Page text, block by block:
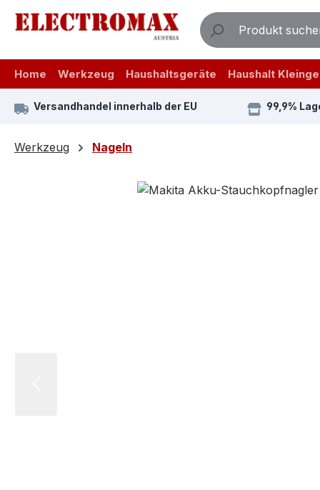
Hauptinhalt springen
Zur Suche springen
Zur Hauptnavigation springen
Home Werkzeug Haushaltsgeräte Haushalt
Versandhandel innerhalb der EU 99,9%
Werkzeug Nageln
Bildergalerie überspringen